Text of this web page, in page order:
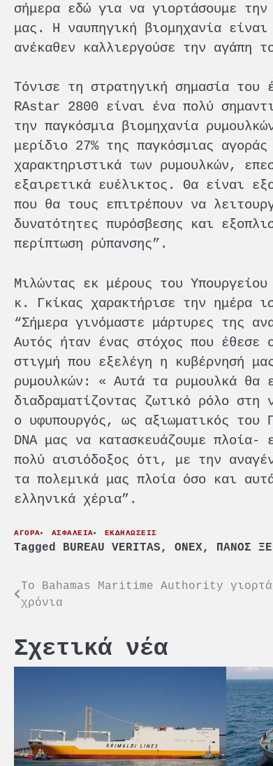
σήμερα εδώ για να γιορτάσουμε
μας. Η ναυπηγική βιομηχανία
ανέκαθεν καλλιεργούσε την αγάπη
Τόνισε τη στρατηγική σημασία του
RAstar 2800 είναι ένα πολύ
την παγκόσμια βιομηχανία
μερίδιο 27% της παγκόσμιας
χαρακτηριστικά των ρυμουλκών,
εξαιρετικά ευέλικτος. Θα είναι
που θα τους επιτρέπουν να
δυνατότητες πυρόσβεσης και
περίπτωση ρύπανσης”.
Μιλώντας εκ μέρους του
κ. Γκίκας χαρακτήρισε την ημέρα
“Σήμερα γινόμαστε μάρτυρες της
Αυτός ήταν ένας στόχος που έθεσε
στιγμή που εξελέγη η κυβέρνησή
ρυμουλκών: « Αυτά τα ρυμουλκά θα
διαδραματίζοντας ζωτικό ρόλο στη
ο υφυπουργός, ως αξιωματικός του
DNA μας να κατασκευάζουμε
πολύ αισιόδοξος ότι, με την
τα πολεμικά μας πλοία όσο και
ελληνικά χέρια”.
ΑΓΟΡΑ ΑΣΦΑΛΕΙΑ ΕΚΔΗΛΩΣΕΙΣ
Tagged BUREAU VERITAS, ONEX, ΠΑΝΟΣ
Πλοήγηση
άρθρων
To Bahamas Maritime Authority
χρόνια
Σχετικά νέα